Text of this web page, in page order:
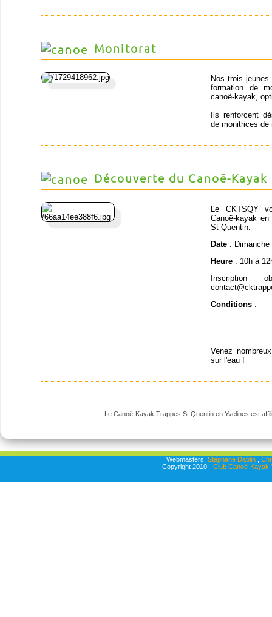
Monitorat
Nos trois
formation de
canoë-kayak,
Ils renforcent
de monitrices
Découverte du Canoë-Kayak
Le CKTSQY
Canoë-kayak
St Quentin.
Date :
Heure : 10h à
Inscription
Conditions :
Venez
sur l'eau !
Le Canoë-Kayak Trappes St Quentin en Yvelines est
Webmasters: Stéphane Dablin,
Copyright 2010 - Club Canoë-Kayak